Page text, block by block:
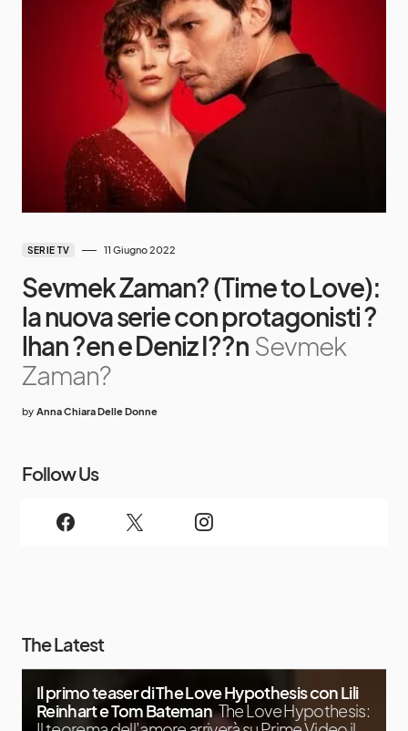
SERIE TV 11 Giugno 2022
Sevmek Zaman? (Time to Love):
la nuova serie con protagonisti ?
lhan ?en e Deniz I??n Sevmek
Zaman?
by Anna Chiara Delle Donne
Follow Us
The Latest
Il primo teaser di The Love Hypothesis con Lili
Reinhart e Tom Bateman The Love Hypothesis: